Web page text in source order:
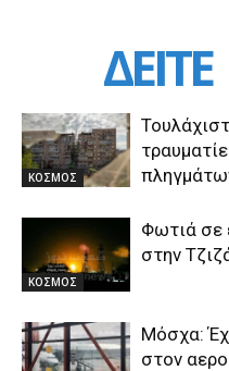
ΔΕΙΤΕ
ΚΟΣΜΟΣ
ΚΟΣΜΟΣ
Φωτιά σε
στην
Μόσχα:
στον